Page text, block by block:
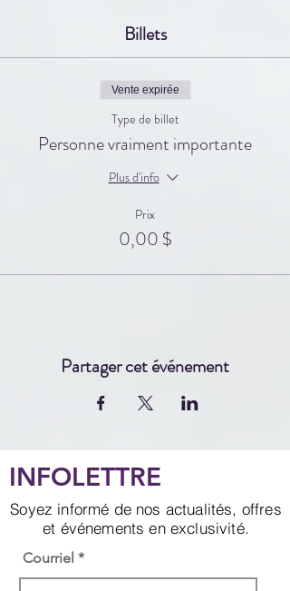
Billets
Vente expirée
Type de billet
Personne vraiment importante
Plus d'info
Prix
0,00 $
Partager cet événement
INFOLETTRE
Soyez informé de nos actualités, offres
et événements en exclusivité.
Courriel